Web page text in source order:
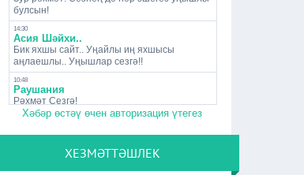
Хәбәр өстәү өчен авторизация үтегез
ХЕЗМӘТТӘШЛЕК